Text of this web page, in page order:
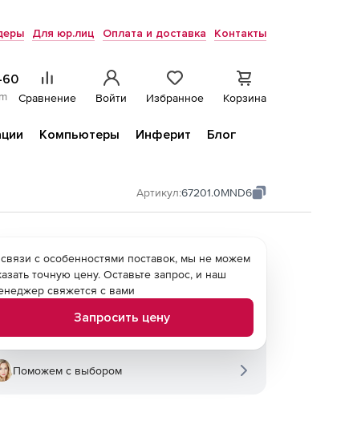
Для юр.лиц Оплата и доставка Контакты
60
Сравнение Войти Избранное Корзина
Компьютеры Инферит
Блог
Артикул:67201.0MND6
с особенностями поставок, мы не можем
точную цену. Оставьте запрос, и наш
свяжется с вами
Запросить цену
Поможем с выбором